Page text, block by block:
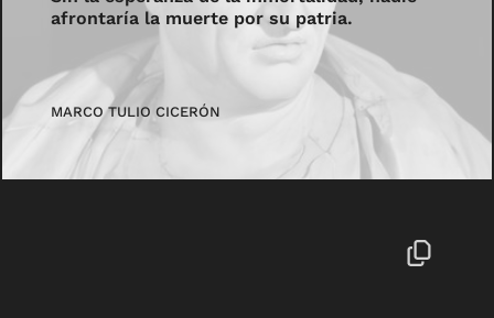
afrontaría la muerte por su patria.
MARCO TULIO CICERÓN